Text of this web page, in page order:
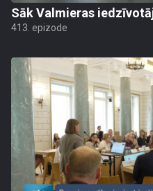
Sāk Valmieras
413. epizode